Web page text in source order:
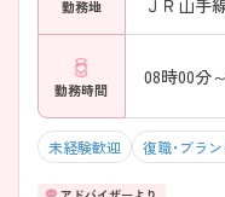
勤務地
勤務時間
08時00分
未経験歓迎 復職・ブラ